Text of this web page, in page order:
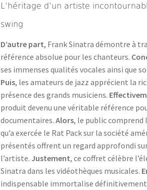
L’héritage d’un artiste
swing
D’autre part, Frank Sinatra démontre à
référence absolue pour les chanteurs.
ses immenses qualités vocales ainsi que
Puis, les amateurs de jazz apprécient la
présence des grands musiciens.
produit devenu une véritable référence
documentaires. Alors, le public comprend
qu’a exercée le Rat Pack sur la société
présentés offrent un regard approfondi
l’artiste. Justement, ce coffret célèbre
Sinatra dans les vidéothèques musicales.
indispensable immortalise définitivement